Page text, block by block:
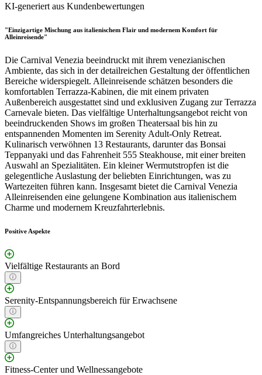
KI-generiert aus Kundenbewertungen
"Einzigartige Mischung aus italienischem Flair und modernem Komfort für
Alleinreisende"
Die Carnival Venezia beeindruckt mit ihrem venezianischen
Ambiente, das sich in der detailreichen Gestaltung der öffentlichen
Bereiche widerspiegelt. Alleinreisende schätzen besonders die
komfortablen Terrazza-Kabinen, die mit einem privaten
Außenbereich ausgestattet sind und exklusiven Zugang zur Terrazza
Carnevale bieten. Das vielfältige Unterhaltungsangebot reicht von
beeindruckenden Shows im großen Theatersaal bis hin zu
entspannenden Momenten im Serenity Adult-Only Retreat.
Kulinarisch verwöhnen 13 Restaurants, darunter das Bonsai
Teppanyaki und das Fahrenheit 555 Steakhouse, mit einer breiten
Auswahl an Spezialitäten. Ein kleiner Wermutstropfen ist die
gelegentliche Auslastung der beliebten Einrichtungen, was zu
Wartezeiten führen kann. Insgesamt bietet die Carnival Venezia
Alleinreisenden eine gelungene Kombination aus italienischem
Charme und modernem Kreuzfahrterlebnis.
Positive Aspekte
Vielfältige Restaurants an Bord
Serenity-Entspannungsbereich für Erwachsene
Umfangreiches Unterhaltungsangebot
Fitness-Center und Wellnessangebote